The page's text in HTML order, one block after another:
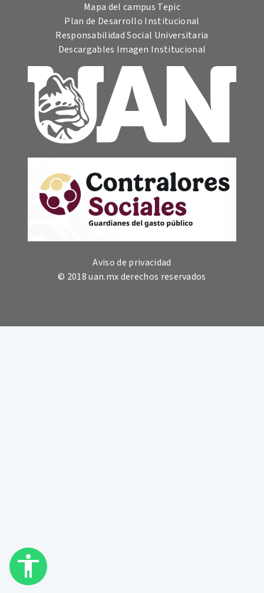
Mapa del campus Tepic
Plan de Desarrollo Institucional
Responsabilidad Social Universitaria
Descargables Imagen Institucional
Aviso de privacidad
© 2018 uan.mx derechos reservados